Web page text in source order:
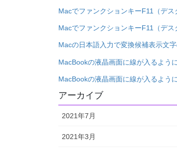
MacでファンクションキーF11（デ
MacでファンクションキーF11（デ
Macの日本語入力で変換候補表示文
MacBookの液晶画面に線が入るよう
MacBookの液晶画面に線が入るよう
アーカイブ
2021年7月
2021年3月